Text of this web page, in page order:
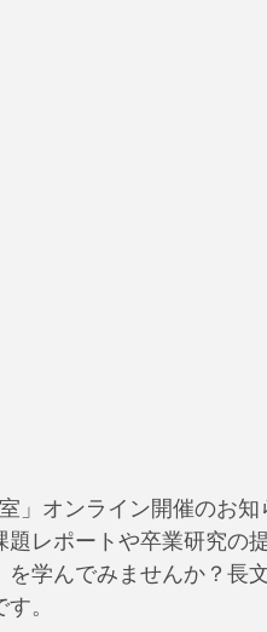
」オンライン開催のお
題レポートや卒業研究の
学んでみませんか？長
。